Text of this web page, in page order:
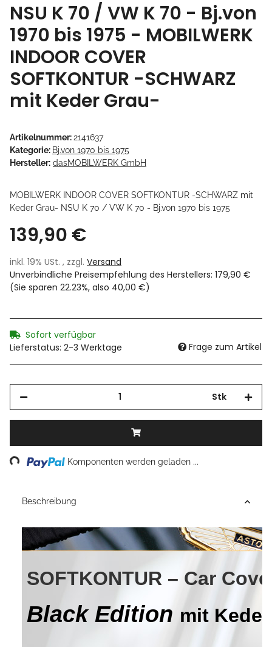
NSU K 70 / VW K 70 - Bj.von
1970 bis 1975 - MOBILWERK
INDOOR COVER
SOFTKONTUR -SCHWARZ
mit Keder Grau-
Artikelnummer:2141637
Kategorie: Bj.von 1970 bis 1975
Hersteller: dasMOBILWERK GmbH
MOBILWERK INDOOR COVER SOFTKONTUR -SCHWARZ mit
Keder Grau- NSU K 70 / VW K 70 - Bj.von 1970 bis 1975
139,90 €
inkl. 19% USt. , zzgl. Versand
Unverbindliche Preisempfehlung des Herstellers: 179,90 €
(Sie sparen 22.23%, also 40,00 €)
Sofort verfügbar
Lieferstatus: 2-3 Werktage
Frage zum Artikel
Stk
Loading... Komponenten werden geladen ...
Beschreibung